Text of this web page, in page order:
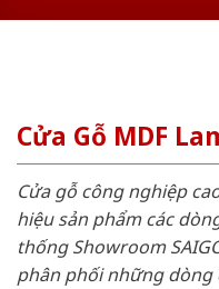
Cửa Gỗ MDF
Cửa gỗ công nghiệp
hiệu sản phẩm các
thống Showroom
phân phối những